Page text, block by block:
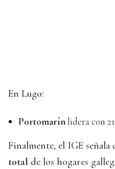
En Lugo:
Portomarínlidera con
Finalmente, el IGE señala
total de los hogares